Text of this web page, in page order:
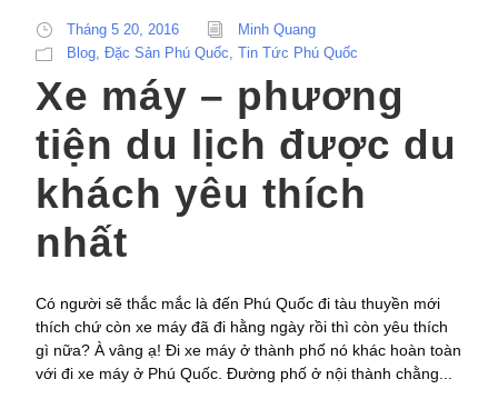
Tháng 5 20, 2016
Minh Quang
Blog Đặc Sản Phú Quốc Tin Tức Phú Quốc
Xe máy – phương
tiện du lịch được du
khách yêu thích
nhất
Có người sẽ thắc mắc là đến Phú Quốc đi tàu thuyền mới
thích chứ còn xe máy đã đi hằng ngày rồi thì còn yêu thích
gì nữa? À vâng ạ! Đi xe máy ở thành phố nó khác hoàn toàn
với đi xe máy ở Phú Quốc. Đường phố ở nội thành chằng...